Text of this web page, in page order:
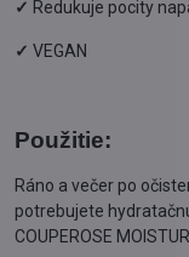
✓ Redukuje pocity
✓ VEGAN
Použitie:
Ráno a večer po
potrebujete
COUPEROSE